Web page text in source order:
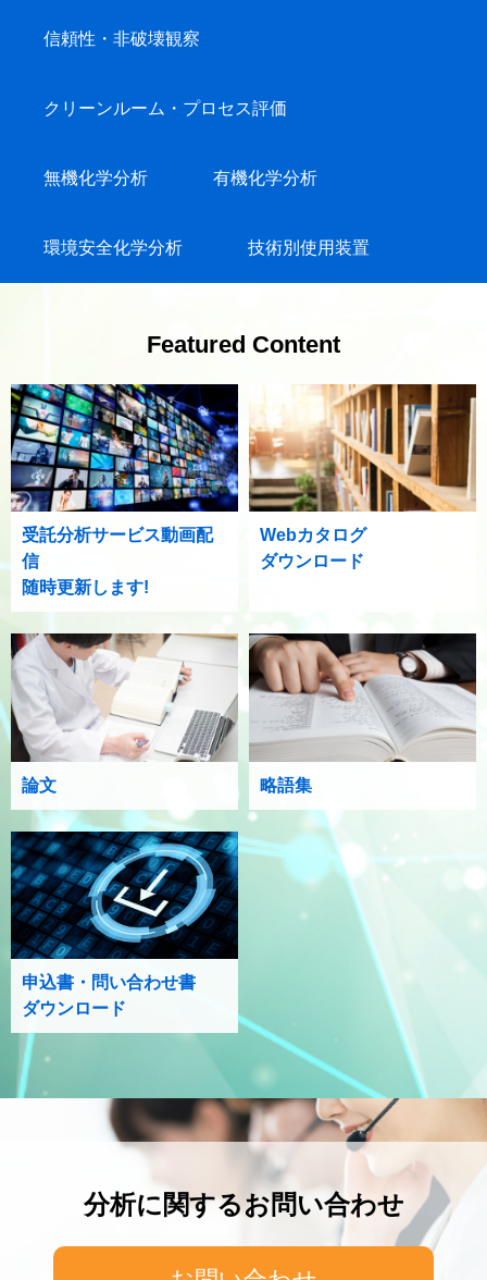
信頼性・非破壊観察
クリーンルーム・プロセス評価
無機化学分析 有機化学分析
環境安全化学分析 技術別使用装置
Featured Content
受託分析サービス動画配
信
随時更新します!
Webカタログ
ダウンロード
論文 略語集
申込書・問い合わせ書
ダウンロード
分析に関するお問い合わせ